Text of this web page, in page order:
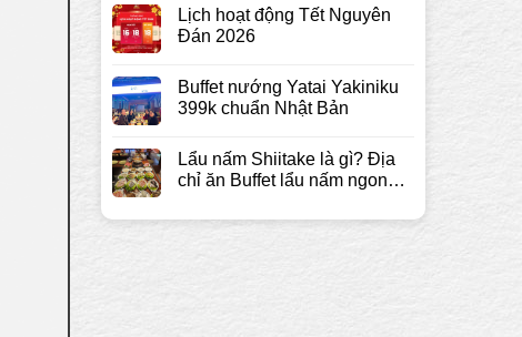
Lịch hoạt động Tết Nguyên
Đán 2026
Buffet nướng Yatai Yakiniku
399k chuẩn Nhật Bản
Lẩu nấm Shiitake là gì? Địa
chỉ ăn Buffet lẩu nấm ngon